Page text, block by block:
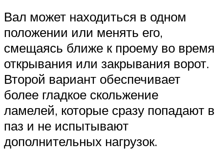
Вал может находиться в одном
положении или менять его,
смещаясь ближе к проему во время
открывания или закрывания ворот.
Второй вариант обеспечивает
более гладкое скольжение
ламелей, которые сразу попадают в
паз и не испытывают
дополнительных нагрузок.